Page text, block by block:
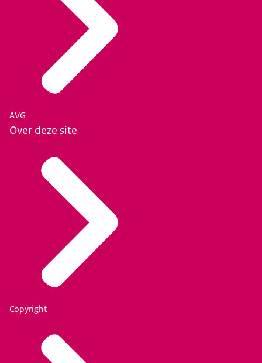
AVG
Over deze site
Copyright